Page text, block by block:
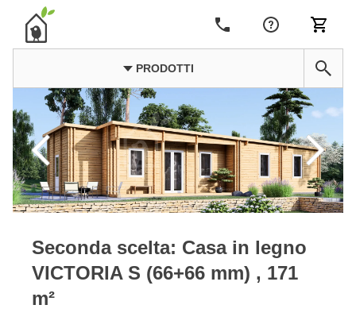
PRODOTTI
Seconda scelta: Casa in legno
VICTORIA S (66+66 mm) , 171
m²